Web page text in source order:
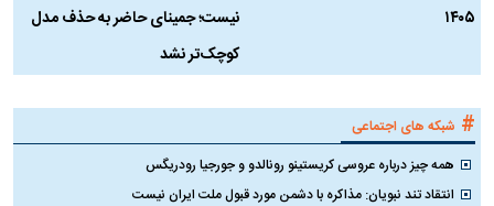
۱۴۰۵
نیست؛ جمینای حاضر به حذف مدل
کوچک‌تر نشد
# شبکه های اجتماعی
همه چیز درباره عروسی کریستینو رونالدو و جورجیا رودریگس
انتقاد تند نبویان: مذاکره با دشمن مورد قبول ملت ایران نیست